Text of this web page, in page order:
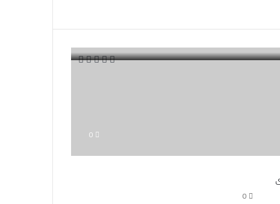
0
0